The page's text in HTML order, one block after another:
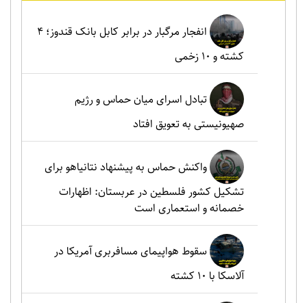
انفجار مرگبار در برابر کابل بانک قندوز؛ ۴
کشته و ۱۰ زخمی
تبادل اسرای میان حماس و رژیم
صهیونیستی به تعویق افتاد
واکنش حماس به پیشنهاد نتانیاهو برای
تشکیل کشور فلسطین در عربستان: اظهارات
خصمانه و استعماری است
سقوط هواپیمای مسافربری آمریکا در
آلاسکا با ۱۰ کشته